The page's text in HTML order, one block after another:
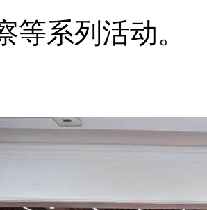
等系列活动。